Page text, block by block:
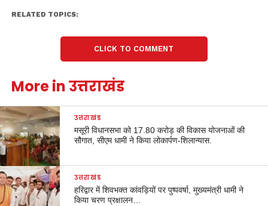
RELATED TOPICS:
CLICK TO COMMENT
More in उत्तराखंड
उत्तराखंड
मसूरी विधानसभा को 17.80 करोड़ की विकास योजनाओं की
सौगात, सीएम धामी ने किया लोकार्पण-शिलान्यास.
उत्तराखंड
हरिद्वार में शिवभक्त कांवड़ियों पर पुष्पवर्षा, मुख्यमंत्री धामी ने
किया चरण प्रक्षालन…